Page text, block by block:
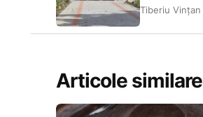
Tiberiu Vințan
Articole similare